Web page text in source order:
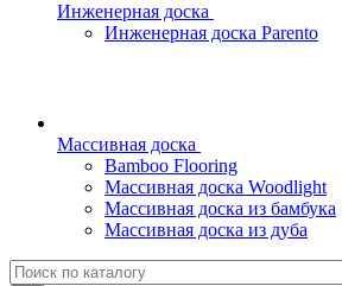
Инженерная доска
Инженерная доска Parento
Массивная доска
Bamboo Flooring
Массивная доска Woodlight
Массивная доска из бамбука
Массивная доска из дуба